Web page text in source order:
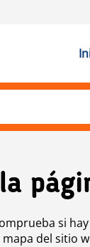
si hay
del sitio